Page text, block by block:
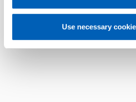
Use necessary